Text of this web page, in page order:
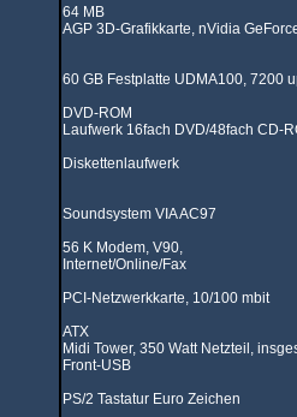
64 MB
AGP 3D-Grafikkarte, nVidia
60 GB Festplatte UDMA100, 7200
DVD-ROM
Laufwerk 16fach DVD/48fach CD-
Diskettenlaufwerk
Soundsystem VIA AC97
56 K Modem, V90,
Internet/Online/Fax
PCI-Netzwerkkarte, 10/100 mbit
ATX
Midi Tower, 350 Watt Netzteil,
Front-USB
PS/2 Tastatur Euro Zeichen